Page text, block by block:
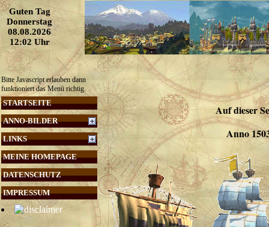
Guten Tag
Donnerstag
08.08.2026
12:02 Uhr
Bitte Javascript erlauben dann
funktioniert das Menü richtig.
STARTSEITE
ANNO-BILDER
LINKS
MEINE HOMEPAGE
DATENSCHUTZ
IMPRESSUM
Auf dieser
Anno